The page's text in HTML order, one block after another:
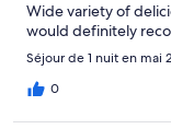
Wide variety of
would definitely
Séjour de 1 nuit en mai
0